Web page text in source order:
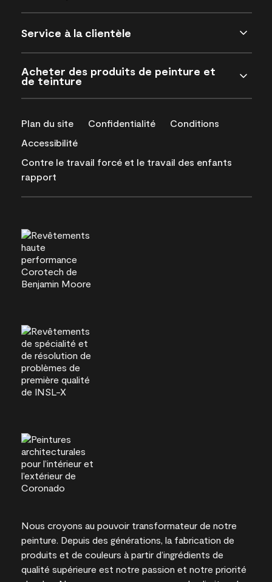
Service à la clientèle
Acheter des produits de peinture et
de teinture
Plan du site Confidentialité
Conditions
Accessibilité
Contre le travail forcé et le travail des enfants
rapport
Nous croyons au pouvoir transformateur de notre
peinture. Depuis des générations, la fabrication de
produits et de couleurs à partir d’ingrédients de
qualité supérieure est notre passion et notre priorité